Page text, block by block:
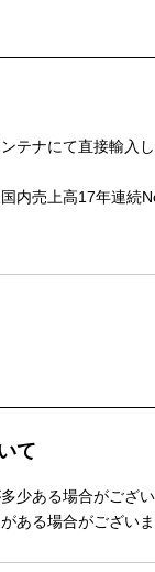
テナにて直接輸入
内売上高17年連続
て
少ある場合がござい
ある場合がございま